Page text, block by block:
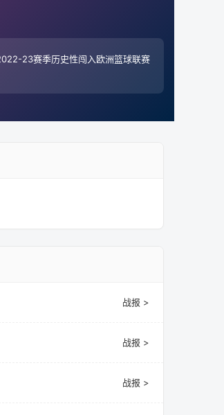
23赛季历史性闯入欧洲篮球联赛
战报 >
战报 >
战报 >